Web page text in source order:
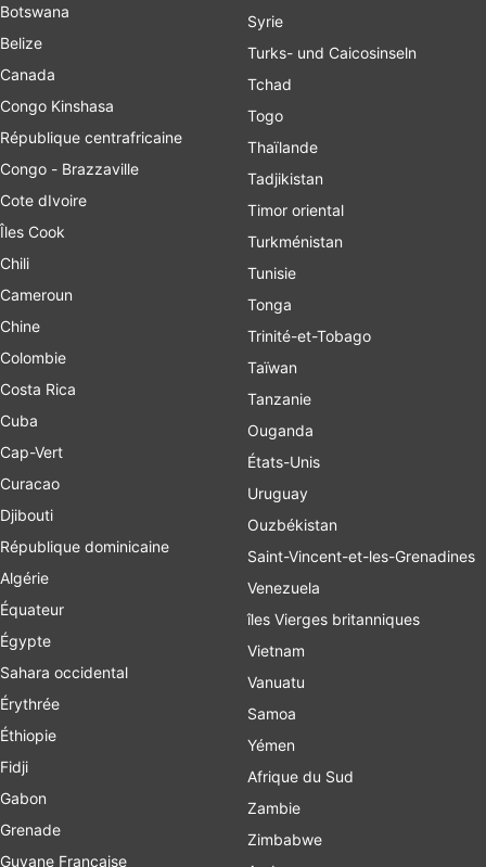
Botswana
Belize
Canada
Congo Kinshasa
République centrafricaine
Congo - Brazzaville
Cote dIvoire
Îles Cook
Chili
Cameroun
Chine
Colombie
Costa Rica
Cuba
Cap-Vert
Curacao
Djibouti
République dominicaine
Algérie
Équateur
Égypte
Sahara occidental
Érythrée
Éthiopie
Fidji
Gabon
Grenade
Guyane Française
Syrie
Turks- und Caicosinseln
Tchad
Togo
Thaïlande
Tadjikistan
Timor oriental
Turkménistan
Tunisie
Tonga
Trinité-et-Tobago
Taïwan
Tanzanie
Ouganda
États-Unis
Uruguay
Ouzbékistan
Saint-Vincent-et-les-Grenadines
Venezuela
îles Vierges britanniques
Vietnam
Vanuatu
Samoa
Yémen
Afrique du Sud
Zambie
Zimbabwe